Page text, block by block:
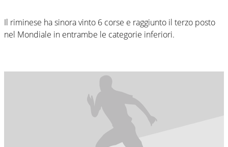
Il riminese ha sinora vinto 6 corse e raggiunto il terzo posto
nel Mondiale in entrambe le categorie inferiori.